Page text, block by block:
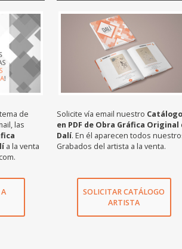
de
las
a la venta
Solicite vía email nuestro Catálogo
en PDF de Obra Gráfica Original
Dalí. En él aparecen todos
Grabados del artista a la venta.
SOLICITAR CATÁLOGO
ARTISTA